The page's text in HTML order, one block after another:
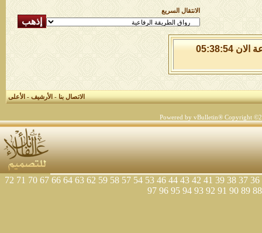
الانتقال السريع
الجمعة 7 من اغسطس 2026 , الساعة الان 05:38:55
الاتصال بنا-الأرشيف-الأعلى
Powered by vBulletin® Copyright
36
37
38
39
41
42
43
44
46
53
54
57
58
59
62
63
64
66
67
70
71
72
88
89
90
91
92
93
94
95
96
97